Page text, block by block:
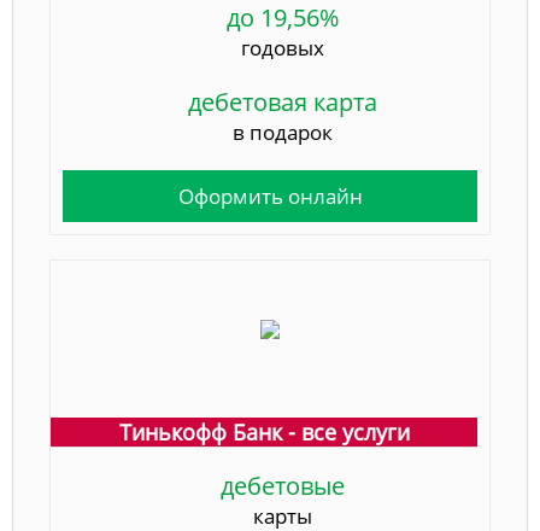
до 19,56%
годовых
дебетовая карта
в подарок
Оформить онлайн
Тинькофф Банк - все услуги
дебетовые
карты